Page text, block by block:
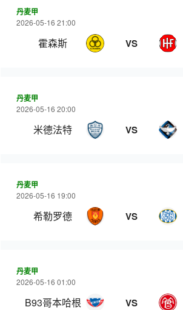
丹麦甲
2026-05-16 21:00
霍森斯 VS
丹麦甲
2026-05-16 20:00
米德法特 VS
丹麦甲
2026-05-16 19:00
希勒罗德 VS
丹麦甲
2026-05-16 01:00
B93哥本哈根 VS